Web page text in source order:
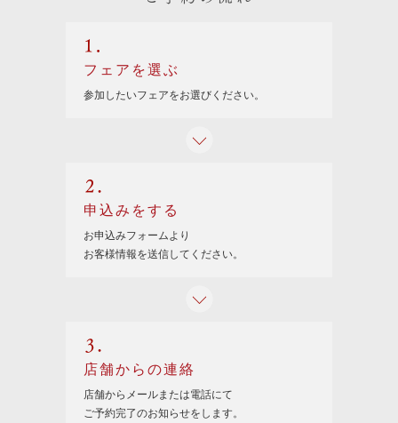
フェアを選ぶ
参加したいフェアをお選びください。
申込みをする
お申込みフォームより
お客様情報を送信してください。
店舗からの連絡
店舗からメールまたは電話にて
ご予約完了のお知らせをします。